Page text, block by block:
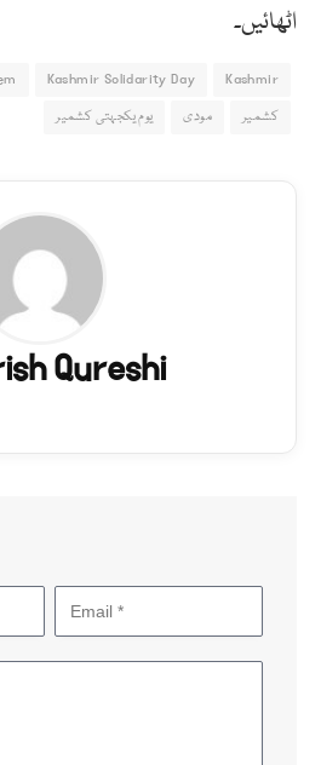
اٹھائیں۔
Kashmir
Kashmir Solidarity Day
کشمیر
مودی یوم یکجہتی کشمیر
Qureshi